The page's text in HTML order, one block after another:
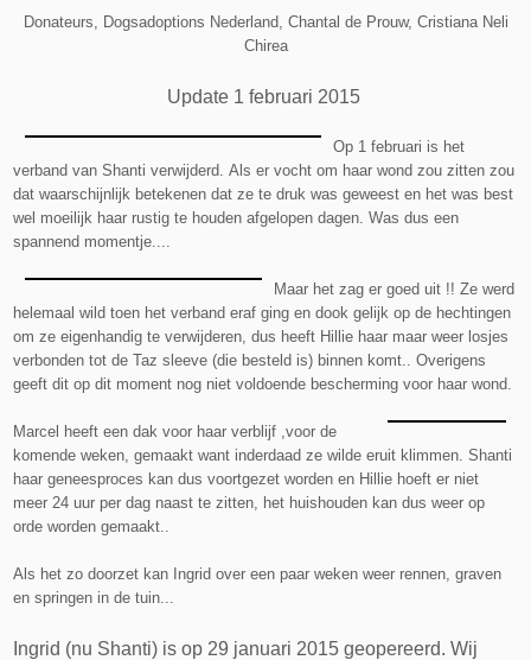
Donateurs, Dogsadoptions Nederland, Chantal de Prouw, Cristiana Neli
Chirea
Update 1 februari 2015
Op 1 februari is het
verband van Shanti verwijderd. Als er vocht om haar wond zou zitten zou
dat waarschijnlijk betekenen dat ze te druk was geweest en het was best
wel moeilijk haar rustig te houden afgelopen dagen. Was dus een
spannend momentje....
Maar het zag er goed uit !!Ze werd
helemaal wild toen het verband eraf ging en dook gelijk op de hechtingen
om ze eigenhandig te verwijderen, dus heeft Hillie haar maar weer losjes
verbonden tot de Taz sleeve (die besteld is) binnen komt.. Overigens
geeft dit op dit moment nog niet voldoende bescherming voor haar wond.
Marcel heeft een dak voor haar verblijf ,voor de
komende weken, gemaakt want inderdaad ze wilde eruit klimmen. Shanti
haar geneesproces kan dus voortgezet worden en Hillie hoeft er niet
meer 24 uur per dag naast te zitten, het huishouden kan dus weer op
orde worden gemaakt..
Als het zo doorzet kan Ingrid over een paar weken weer rennen, graven
en springen in de tuin...
Ingrid (nu Shanti) is op 29 januari 2015 geopereerd. Wij